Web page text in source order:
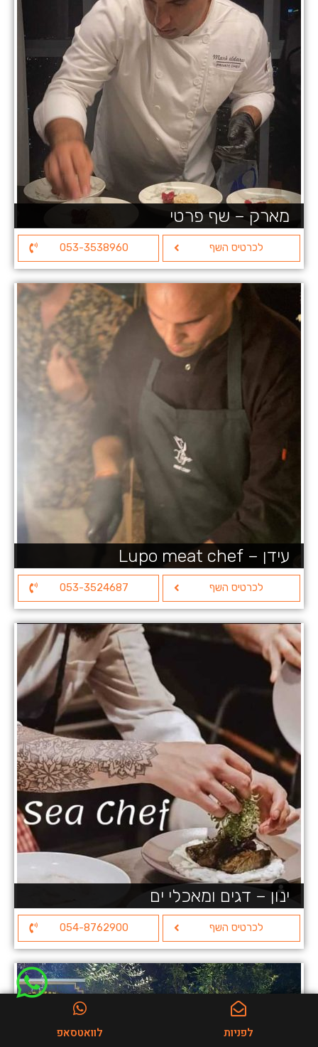
מארק – שף פרטי
לכרטיס השף 053-3538960
עידן – Lupo meat chef
לכרטיס השף 053-3524687
ינון – דגים ומאכלי ים
לכרטיס השף 054-8762900
לפניות לוואטסאפ